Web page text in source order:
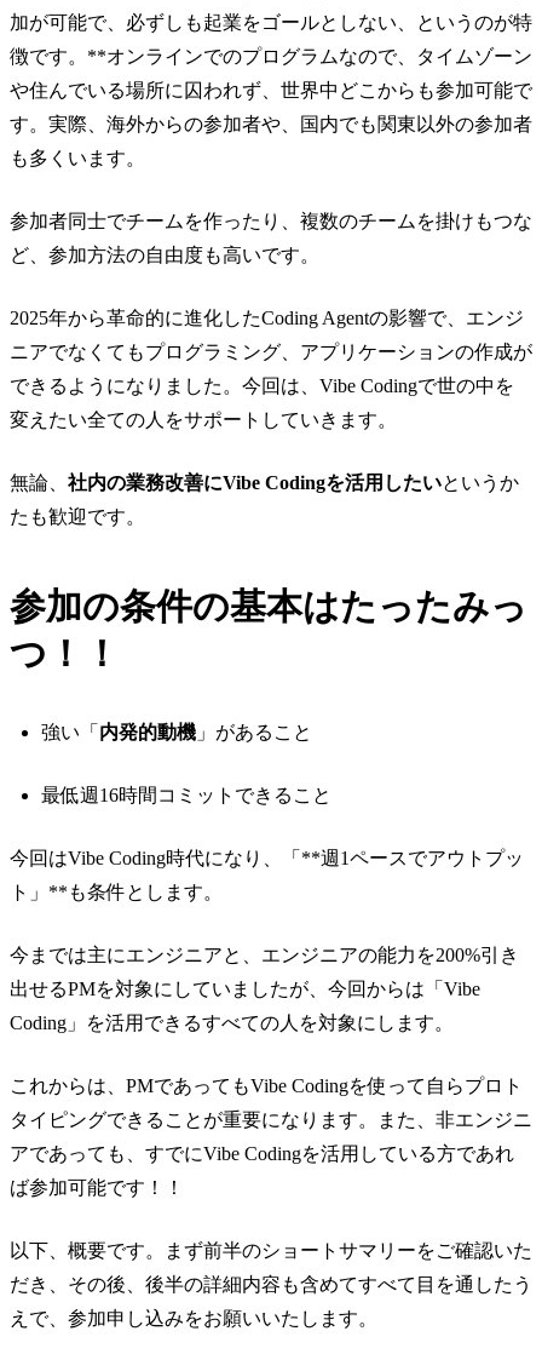
加が可能で、必ずしも起業をゴールとしない、というのが特
徴です。**オンラインでのプログラムなので、タイムゾーン
や住んでいる場所に囚われず、世界中どこからも参加可能で
す。実際、海外からの参加者や、国内でも関東以外の参加者
も多くいます。
参加者同士でチームを作ったり、複数のチームを掛けもつな
ど、参加方法の自由度も高いです。
2025年から革命的に進化したCoding Agentの影響で、エンジ
ニアでなくてもプログラミング、アプリケーションの作成が
できるようになりました。今回は、Vibe Codingで世の中を
変えたい全ての人をサポートしていきます。
無論、 社内の業務改善にVibe Codingを活用したいというか
たも歓迎です。
参加の条件の基本はたったみっ
つ！！
強い「 内発的動機 」があること
最低週16時間コミットできること
今回はVibe Coding時代になり、「**週1ペースでアウトプッ
ト」**も条件とします。
今までは主にエンジニアと、エンジニアの能力を200%引き
出せるPMを対象にしていましたが、今回からは「Vibe
Coding」を活用できるすべての人を対象にします。
これからは、PMであってもVibe Codingを使って自らプロト
タイピングできることが重要になります。また、非エンジニ
アであっても、すでにVibe Codingを活用している方であれ
ば参加可能です！！
以下、概要です。まず前半のショートサマリーをご確認いた
だき、その後、後半の詳細内容も含めてすべて目を通したう
えで、参加申し込みをお願いいたします。